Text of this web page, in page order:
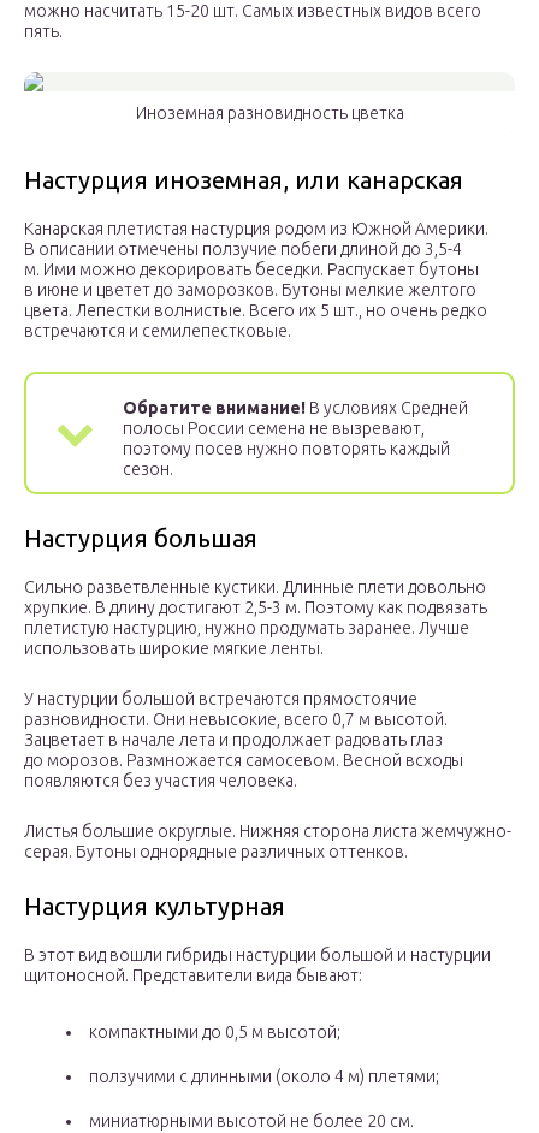
можно насчитать 15-20 шт. Самых известных видов всего
пять.
Иноземная разновидность цветка
Настурция иноземная, или канарская
Канарская плетистая настурция родом из Южной Америки.
В описании отмечены ползучие побеги длиной до 3,5-4
м. Ими можно декорировать беседки. Распускает бутоны
в июне и цветет до заморозков. Бутоны мелкие желтого
цвета. Лепестки волнистые. Всего их 5 шт., но очень редко
встречаются и семилепестковые.
Обратите внимание! В условиях Средней
полосы России семена не вызревают,
поэтому посев нужно повторять каждый
сезон.
Настурция большая
Сильно разветвленные кустики. Длинные плети довольно
хрупкие. В длину достигают 2,5-3 м. Поэтому как подвязать
плетистую настурцию, нужно продумать заранее. Лучше
использовать широкие мягкие ленты.
У настурции большой встречаются прямостоячие
разновидности. Они невысокие, всего 0,7 м высотой.
Зацветает в начале лета и продолжает радовать глаз
до морозов. Размножается самосевом. Весной всходы
появляются без участия человека.
Листья большие округлые. Нижняя сторона листа жемчужно-
серая. Бутоны однорядные различных оттенков.
Настурция культурная
В этот вид вошли гибриды настурции большой и настурции
щитоносной. Представители вида бывают:
компактными до 0,5 м высотой;
ползучими с длинными (около 4 м) плетями;
миниатюрными высотой не более 20 см.